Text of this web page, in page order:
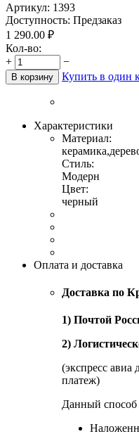
Артикул: 1393
Доступность: Предзаказ
1 290.00 ₽
Кол-во:
+
−
В корзину Купить в один
Характеристики
Материал:
Стиль:
Модерн
Цвет:
черный
Оплата и доставка
Доставка по
1) Почтой
2)
(экспресс авиа
платеж)
Данный способ